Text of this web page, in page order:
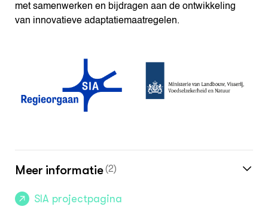
met samenwerken en bijdragen aan de ontwikkeling
van innovatieve adaptatiemaatregelen.
Meer informatie (2)
SIA projectpagina